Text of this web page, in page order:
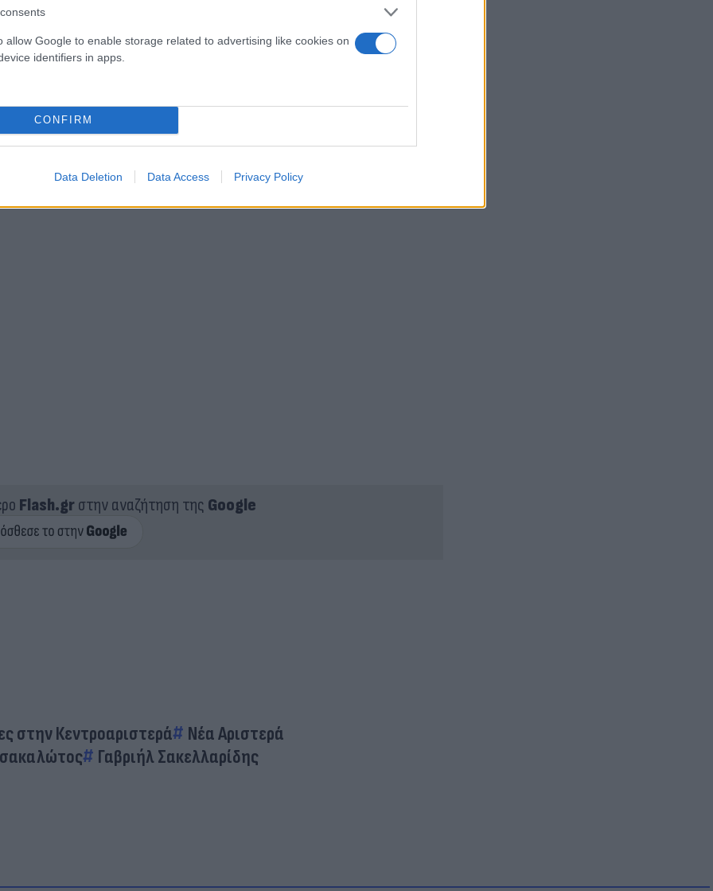
allow Google to enable storage related to advertising like cookies on
identifiers in apps.
CONFIRM
Data Deletion Data Access Privacy Policy
Flash.grστην αναζήτηση της Google
στην Κεντροαριστερά
Νέα Αριστερά
Γαβριήλ Σακελλαρίδης